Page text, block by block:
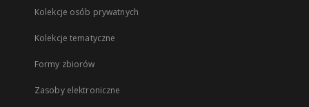
Kolekcje osób prywatnych
Kolekcje tematyczne
Formy zbiorów
Zasoby elektroniczne